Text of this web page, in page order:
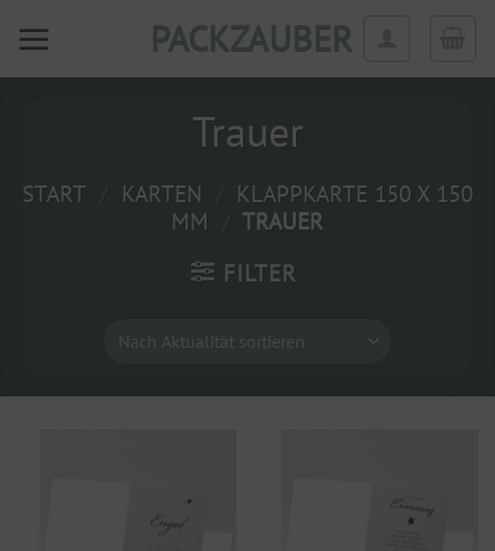
Inhalt
PACKZAUBER
Trauer
START KARTEN
KLAPPKARTE 150 X 150
MM
TRAUER
FILTER